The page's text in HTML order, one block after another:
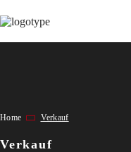
Home Verkauf
Verkauf